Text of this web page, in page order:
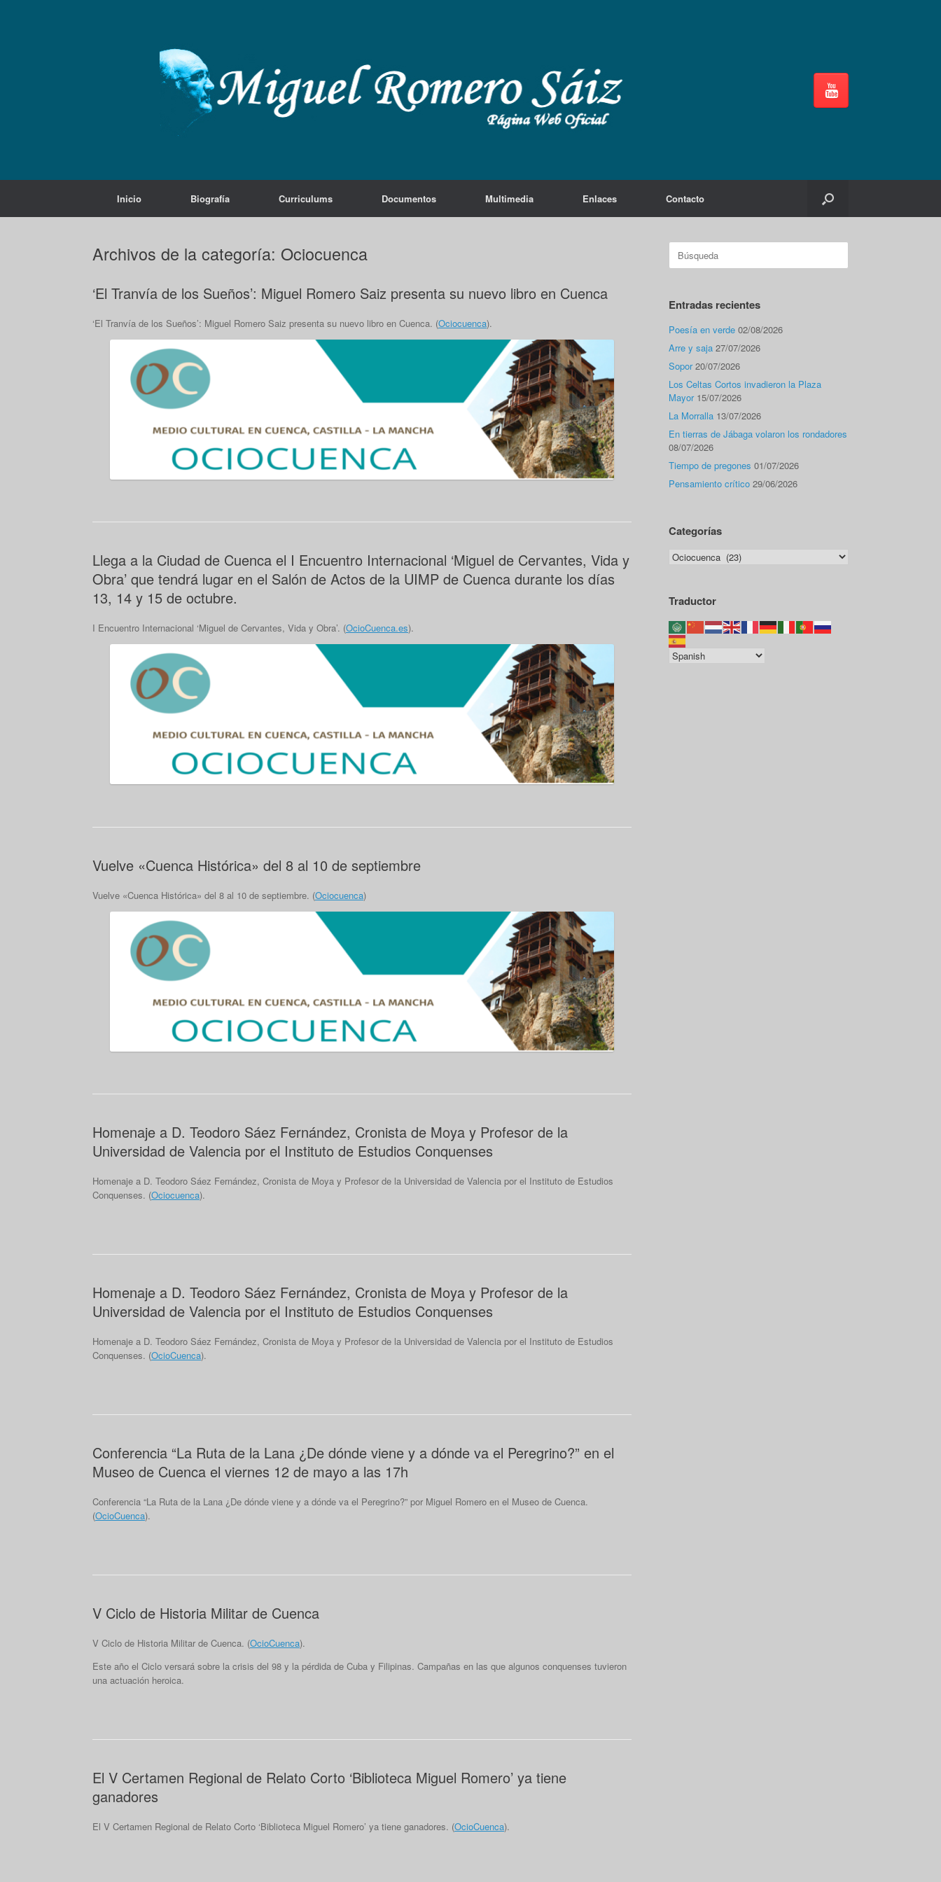
Inicio Biografía Curriculums Documentos Multimedia Enlaces Contacto
Archivos de la categoría: Ociocuenca
‘El Tranvía de los Sueños’: Miguel Romero Saiz presenta su nuevo libro en Cuenca
‘El Tranvía de los Sueños’: Miguel Romero Saiz presenta su nuevo libro en Cuenca. (Ociocuenca).
Llega a la Ciudad de Cuenca el I Encuentro Internacional ‘Miguel de Cervantes, Vida y
Obra’ que tendrá lugar en el Salón de Actos de la UIMP de Cuenca durante los días
13, 14 y 15 de octubre.
I Encuentro Internacional ‘Miguel de Cervantes, Vida y Obra’. (OcioCuenca.es).
Vuelve «Cuenca Histórica» del 8 al 10 de septiembre
Vuelve «Cuenca Histórica» del 8 al 10 de septiembre. (Ociocuenca)
Homenaje a D. Teodoro Sáez Fernández, Cronista de Moya y Profesor de la
Universidad de Valencia por el Instituto de Estudios Conquenses
Homenaje a D. Teodoro Sáez Fernández, Cronista de Moya y Profesor de la Universidad de Valencia por el Instituto de Estudios
Conquenses. (Ociocuenca).
Homenaje a D. Teodoro Sáez Fernández, Cronista de Moya y Profesor de la
Universidad de Valencia por el Instituto de Estudios Conquenses
Homenaje a D. Teodoro Sáez Fernández, Cronista de Moya y Profesor de la Universidad de Valencia por el Instituto de Estudios
Conquenses. (OcioCuenca).
Conferencia “La Ruta de la Lana ¿De dónde viene y a dónde va el Peregrino?” en el
Museo de Cuenca el viernes 12 de mayo a las 17h
Conferencia “La Ruta de la Lana ¿De dónde viene y a dónde va el Peregrino?” por Miguel Romero en el Museo de Cuenca.
(OcioCuenca).
V Ciclo de Historia Militar de Cuenca
V Ciclo de Historia Militar de Cuenca. (OcioCuenca).
Este año el Ciclo versará sobre la crisis del 98 y la pérdida de Cuba y Filipinas. Campañas en las que algunos conquenses tuvieron
una actuación heroica.
El V Certamen Regional de Relato Corto ‘Biblioteca Miguel Romero’ ya tiene
ganadores
El V Certamen Regional de Relato Corto ‘Biblioteca Miguel Romero’ ya tiene ganadores. (OcioCuenca).
Buscar:
Entradas recientes
Poesía en verde 02/08/2026
Arre y saja 27/07/2026
Sopor 20/07/2026
Los Celtas Cortos invadieron la Plaza
Mayor 15/07/2026
La Morralla 13/07/2026
En tierras de Jábaga volaron los rondadores
08/07/2026
Tiempo de pregones 01/07/2026
Pensamiento crítico 29/06/2026
Categorías
Categorías
Traductor